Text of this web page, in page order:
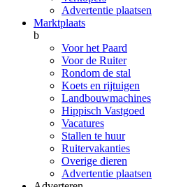
Advertentie plaatsen
Marktplaats
b
Voor het Paard
Voor de Ruiter
Rondom de stal
Koets en rijtuigen
Landbouwmachines
Hippisch Vastgoed
Vacatures
Stallen te huur
Ruitervakanties
Overige dieren
Advertentie plaatsen